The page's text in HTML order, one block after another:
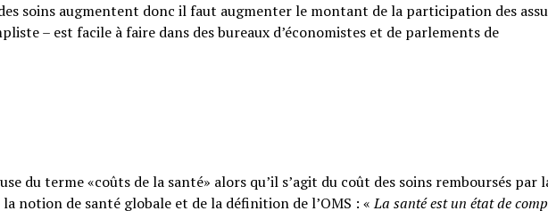
soins augmentent donc il faut augmenter le montant de la participation des
– est facile à faire dans des bureaux d’économistes et de parlements de
du terme «coûts de la santé» alors qu’il s’agit du coût des soins remboursés par
la notion de santé globale et de la définition de l’OMS : «La santé est un état de